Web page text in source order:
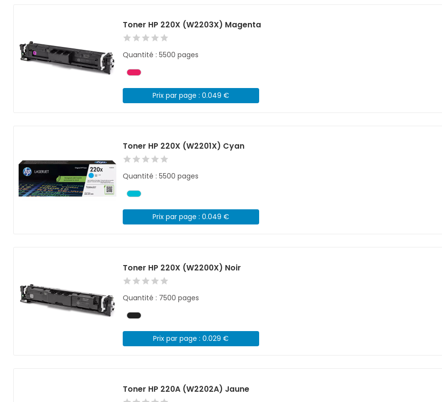
Toner HP 220X (W2203X) Magenta
Quantité : 5500 pages
Prix par page : 0.049 €
Toner HP 220X (W2201X) Cyan
Quantité : 5500 pages
Prix par page : 0.049 €
Toner HP 220X (W2200X) Noir
Quantité : 7500 pages
Prix par page : 0.029 €
Toner HP 220A (W2202A) Jaune